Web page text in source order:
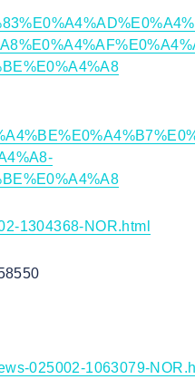
1304368-NOR.html
025002-1063079-